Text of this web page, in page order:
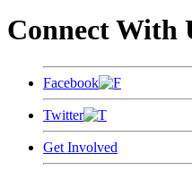
Connect With
Facebook
Twitter
Get Involved